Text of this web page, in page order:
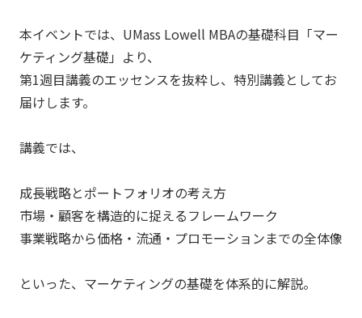
本イベントでは、UMass Lowell MBAの基礎科目「マー
ケティング基礎」より、
第1週目講義のエッセンスを抜粋し、特別講義としてお
届けします。
講義では、
成長戦略とポートフォリオの考え方
市場・顧客を構造的に捉えるフレームワーク
事業戦略から価格・流通・プロモーションまでの全体像
といった、マーケティングの基礎を体系的に解説。